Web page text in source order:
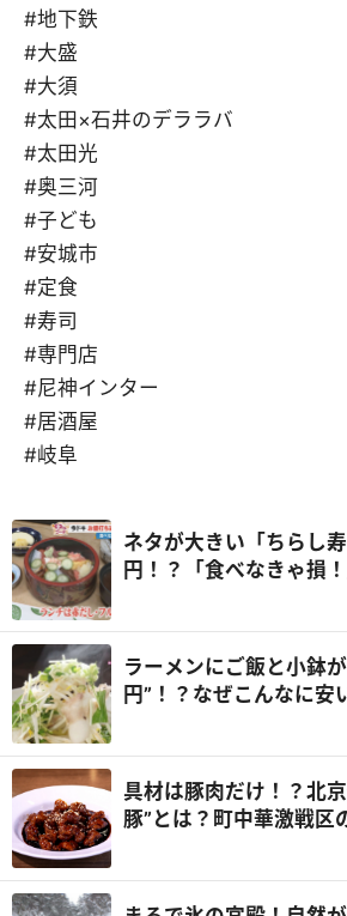
#地下鉄
#大盛
#大須
#太田×石井のデララバ
#太田光
#奥三河
#子ども
#安城市
#定食
#寿司
#専門店
#尼神インター
#居酒屋
#岐阜
ネタが大きい「ちらし
円！？「食べなきゃ損
ける理由『チャント！』
ラーメンにご飯と小鉢
円”！？なぜこんなに安
具材は豚肉だけ！？北
豚”とは？町中華激戦区